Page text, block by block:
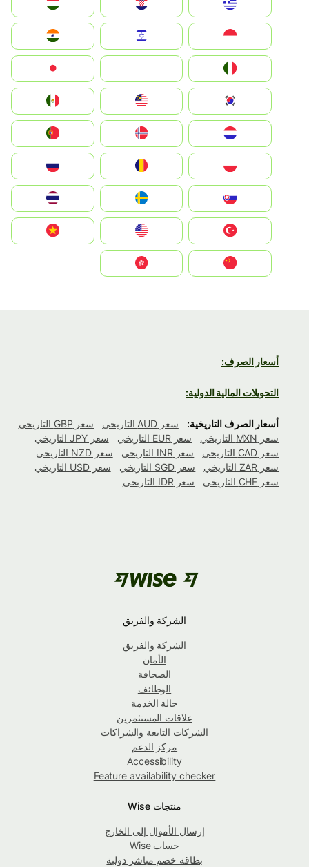
Hrvatska
Magyarország
Indonesia
South Korea
Nederland
Portugal
România
Slovensko
United States
Vietnam
أسعار الصرف:
التحويلات المالية الدولية:
أسعار الصرف التاريخية: سعر AUD التاريخي
سعر GBP التاريخي
سعر MXN التاريخي
سعر EUR التاريخي
سعر JPY التاريخي
سعر CAD التاريخي
سعر INR التاريخي
سعر NZD التاريخي
سعر ZAR التاريخي
سعر SGD التاريخي
سعر USD التاريخي
سعر CHF التاريخي
سعر IDR التاريخي
الشركة والفريق
الشركة والفريق
الأمان
الصحافة
الوظائف
حالة الخدمة
علاقات المستثمرين
الشركات التابعة والشراكات
مركز الدعم
Accessibility
Feature availability checker
منتجات Wise
إرسال الأموال إلى الخارج
حساب Wise
بطاقة خصم مباشر دولية